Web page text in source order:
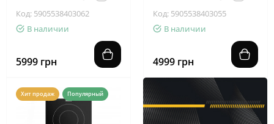
Код: 5905538403062
В наличии
5999 грн
Код: 5905538403055
В наличии
4999 грн
Хит продаж Популярный